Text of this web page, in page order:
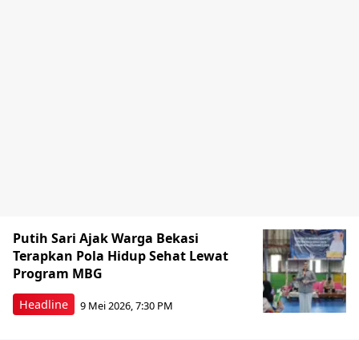
Headline
Putih Sari Ajak Warga Bekasi
Terapkan Pola Hidup Sehat Lewat
Program MBG
9 Mei 2026, 7:30 PM